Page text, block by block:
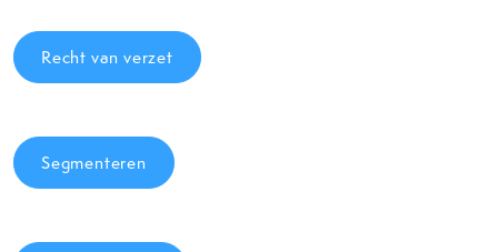
Recht van verzet
Segmenteren